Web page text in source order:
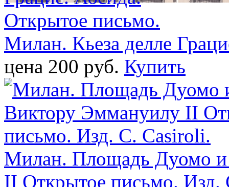
Милан. Кьеза делле
цена 200 pуб. Купить
Милан. Площадь Дуомо
II Открытое письмо. Изд.